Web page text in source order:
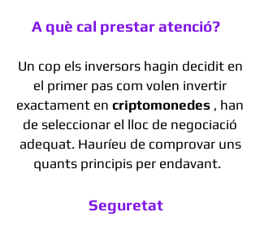
A què cal prestar atenció?
Un cop els inversors hagin decidit en
el primer pas com volen invertir
exactament en criptomonedes , han
de seleccionar el lloc de negociació
adequat. Hauríeu de comprovar uns
quants principis per endavant.
Seguretat